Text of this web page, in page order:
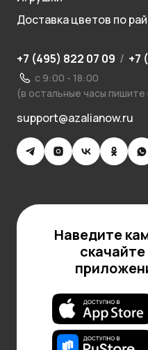
Доставка цветов по
+7 (495) 822 07 09 / +7
с 9:00 - 18:00
(в остальные часы пишите
support@azalianow.ru
Наведите